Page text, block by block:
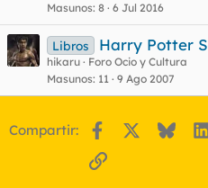
Masunos 8 6 Jul 2016
Libros Harry Potter
hikaru
Foro Ocio y Cultura
Masunos 11 9 Ago 2007
Compartir: Facebook
Enlace